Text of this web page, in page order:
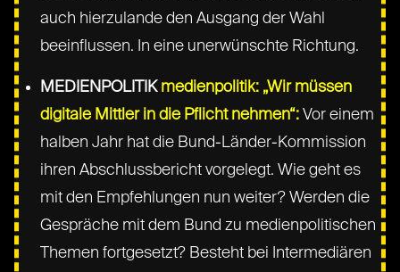
auch hierzulande den Ausgang der Wahl
beeinflussen. In eine unerwünschte Richtung.
MEDIENPOLITIK medienpolitik: „Wir müssen
digitale Mittler in die Pflicht nehmen“: Vor einem
halben Jahr hat die Bund-Länder-Kommission
ihren Abschlussbericht vorgelegt. Wie geht es
mit den Empfehlungen nun weiter? Werden die
Gespräche mit dem Bund zu medienpolitischen
Themen fortgesetzt? Besteht bei Intermediären